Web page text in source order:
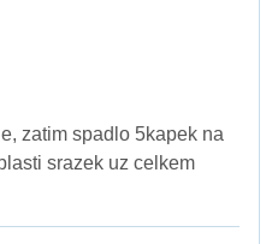
zatim spadlo 5kapek na
srazek uz celkem